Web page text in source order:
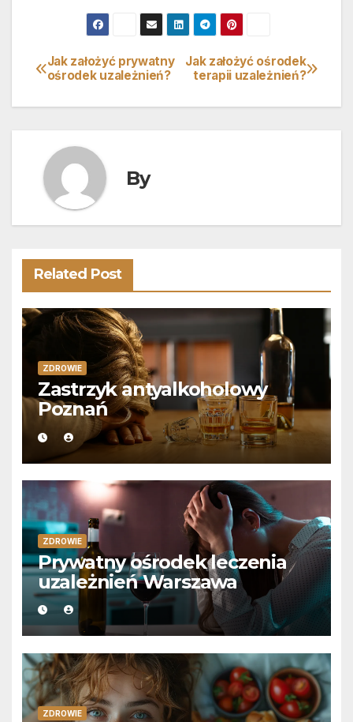
Nawigacja
wpisu
Jak założyć ośrodek
terapii uzależnień?
Jak założyć prywatny
ośrodek uzależnień?
By
Related Post
ZDROWIE
Zastrzyk antyalkoholowy
Poznań
ZDROWIE
Prywatny ośrodek leczenia
uzależnień Warszawa
ZDROWIE